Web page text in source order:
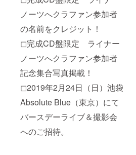
ノーツへクラファン参加者
の名前をクレジット！
◻︎完成CD盤限定 ライナー
ノーツへクラファン参加者
記念集合写真掲載！
◻︎2019年2月24日（日）池袋
Absolute Blue（東京）にて
バースデーライブ＆撮影会
へのご招待。